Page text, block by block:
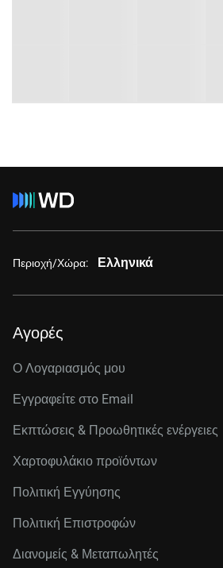
Περιοχή/Χώρα: Ελληνικά
Αγορές
Ο Λογαριασμός μου
Εγγραφείτε στo Email
Εκπτώσεις & Προωθητικές ενέργειες
Χαρτοφυλάκιο προϊόντων
Πολιτική Εγγύησης
Πολιτική Επιστροφών
Διανομείς & Μεταπωλητές